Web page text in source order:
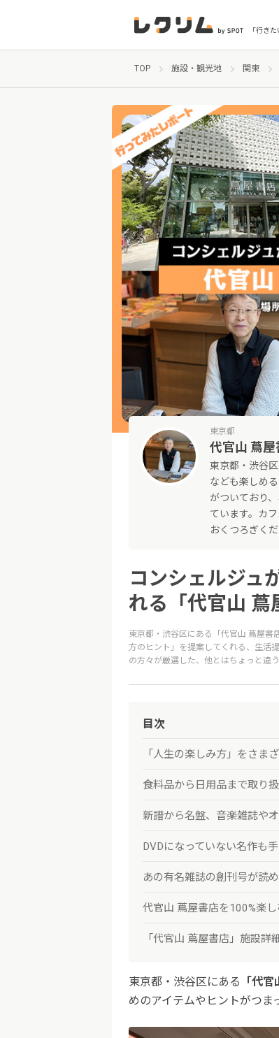
「行き
TOP 施設・観光地 関東
東京都
代官山 蔦屋
東京都・渋谷
なども楽しめ
がついており
ています。カ
おくつろぎくだ
コンシェルジュ
れる「代官山 蔦
東京都・渋谷区にある「代官山 蔦屋書
方のヒント」を提案してくれる、生活
の方々が厳選した、他とはちょっと違
目次
「人生の楽しみ方」をさま
食料品から日用品まで取り
新譜から名盤、音楽雑誌や
DVDになっていない名作も
あの有名雑誌の創刊号が読
代官山 蔦屋書店を100%楽
「代官山 蔦屋書店」施設詳
東京都・渋谷区にある 「代
めのアイテムやヒントがつま